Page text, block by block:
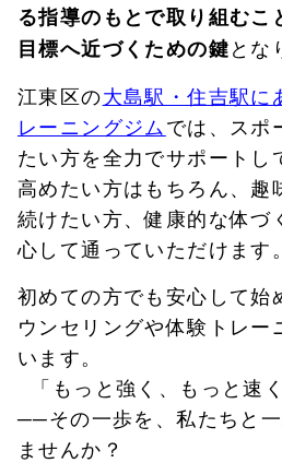
る指導のもとで取り組むこ
目標へ近づくための鍵とな
江東区の大島駅・住吉駅に
レーニングジムでは、スポ
たい方を全力でサポートし
高めたい方はもちろん、趣
続けたい方、健康的な体づ
心して通っていただけます。
初めての方でも安心して始
ウンセリングや体験トレー
います。
「もっと強く、もっと速
──その一歩を、私たちと
ませんか？